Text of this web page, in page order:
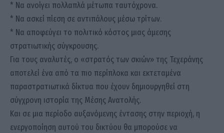
* Να ανοίγει πολλαπλά μέτωπα ταυτόχρονα.
* Να ασκεί πίεση σε αντιπάλους μέσω τρίτων.
* Να αποφεύγει το πολιτικό κόστος μιας άμεσης
στρατιωτικής σύγκρουσης.
Για τους αναλυτές, ο «στρατός των σκιών» της Τεχεράνης
αποτελεί ένα από τα πιο περίπλοκα και εκτεταμένα
παραστρατιωτικά δίκτυα που έχουν δημιουργηθεί στη
σύγχρονη ιστορία της Μέσης Ανατολής.
Και σε μια περίοδο αυξανόμενης έντασης στην περιοχή, η
ενεργοποίηση αυτού του δικτύου θα μπορούσε να